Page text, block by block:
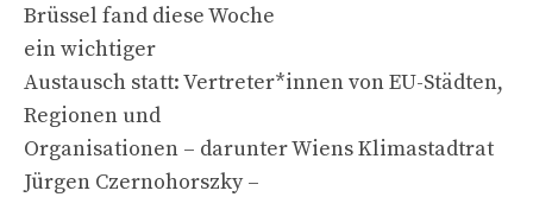
Brüssel fand diese Woche
ein wichtiger
Austausch statt: Vertreter*innen von EU-Städten,
Regionen und
Organisationen – darunter Wiens Klimastadtrat
Jürgen Czernohorszky –